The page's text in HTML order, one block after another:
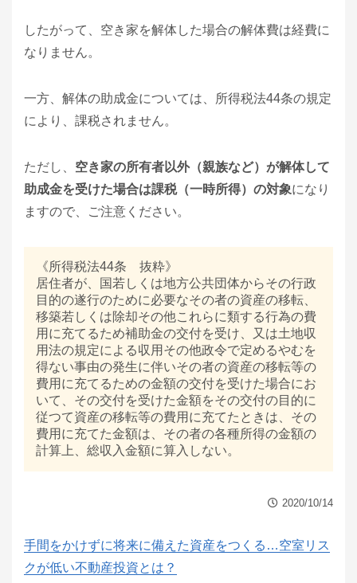
したがって、空き家を解体した場合の解体費は経費に
なりません。
一方、解体の助成金については、所得税法44条の規定
により、課税されません。
ただし、 空き家の所有者以外（親族など）が解体して
助成金を受けた場合は課税（一時所得）の対象になり
ますので、ご注意ください。
《所得税法44条 抜粋》
居住者が、国若しくは地方公共団体からその行政
目的の遂行のために必要なその者の資産の移転、
移築若しくは除却その他これらに類する行為の費
用に充てるため補助金の交付を受け、又は土地収
用法の規定による収用その他政令で定めるやむを
得ない事由の発生に伴いその者の資産の移転等の
費用に充てるための金額の交付を受けた場合にお
いて、その交付を受けた金額をその交付の目的に
従つて資産の移転等の費用に充てたときは、その
費用に充てた金額は、その者の各種所得の金額の
計算上、総収入金額に算入しない。
2020/10/14
手間をかけずに将来に備えた資産をつくる…空室リス
クが低い不動産投資とは？